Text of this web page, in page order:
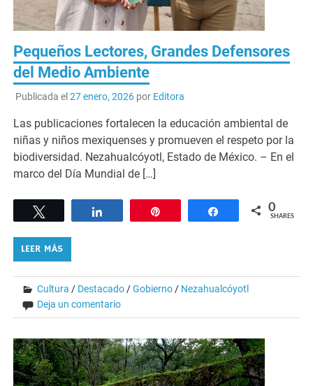
Pequeños Lectores, Grandes Defensores
del Medio Ambiente
Publicada el 27 enero, 2026por Editora
Las publicaciones fortalecen la educación ambiental de
niñas y niños mexiquenses y promueven el respeto por la
biodiversidad. Nezahualcóyotl, Estado de México. – En el
marco del Día Mundial de […]
Share 0
SHARES
LEER MÁS
Cultura / Destacado/Gobierno/ Nezahualcóyotl
Deja un comentario